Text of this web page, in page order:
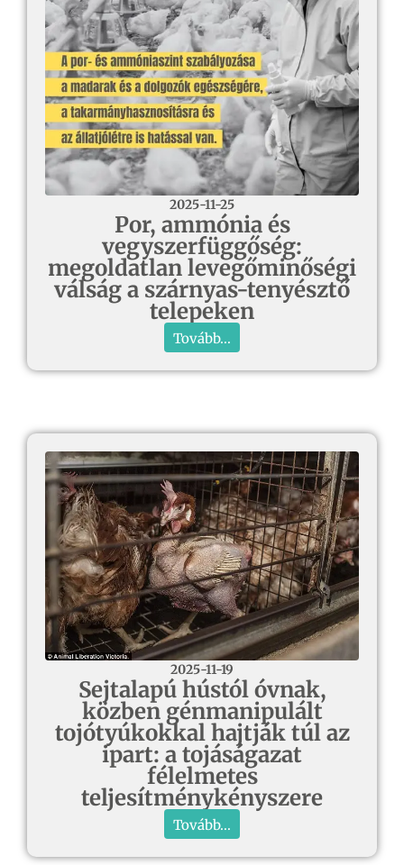
2025-11-25
Por, ammónia és
vegyszerfüggőség:
megoldatlan levegőminőségi
válság a szárnyas-tenyésztő
telepeken
Tovább...
2025-11-19
Sejtalapú hústól óvnak,
közben génmanipulált
tojótyúkokkal hajtják túl az
ipart: a tojáságazat
félelmetes
teljesítménykényszere
Tovább...